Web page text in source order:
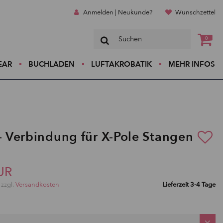
Anmelden | Neukunde? Wunschzettel
0
BUCHLADEN LUFTAKROBATIK MEHR INFOS
Verbindung für X-Pole Stangen
Versandkosten Lieferzeit 3-4 Tage